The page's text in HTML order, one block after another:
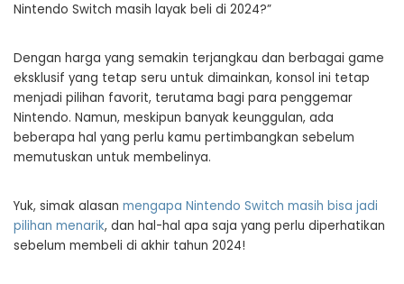
Nintendo Switch masih layak beli di 2024?”
Dengan harga yang semakin terjangkau dan berbagai game
eksklusif yang tetap seru untuk dimainkan, konsol ini tetap
menjadi pilihan favorit, terutama bagi para penggemar
Nintendo. Namun, meskipun banyak keunggulan, ada
beberapa hal yang perlu kamu pertimbangkan sebelum
memutuskan untuk membelinya.
Yuk, simak alasan mengapa Nintendo Switch masih bisa jadi
pilihan menarik, dan hal-hal apa saja yang perlu diperhatikan
sebelum membeli di akhir tahun 2024!